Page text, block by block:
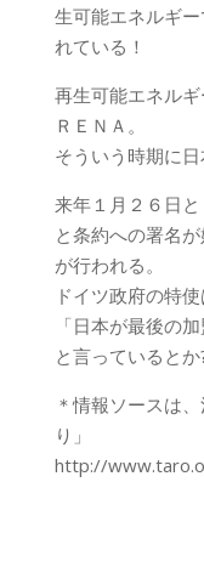
生可能エネルギ
れている！
再生可能エネル
ＲＥＮＡ。
そういう時期に
来年１月２６日
と条約への署名
が行われる。
ドイツ政府の特
「日本が最後の
と言っているとか
＊情報ソースは
り」
http://